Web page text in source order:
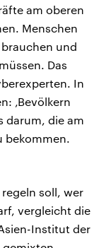
am oberen
Menschen
und
Das
In
‚Bevölkern
darum, die am
bekommen.
soll, wer
vergleicht die
Institut der